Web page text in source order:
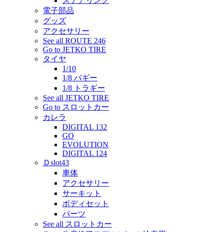
電子部品
グッズ
アクセサリー
See all ROUTE 246
Go to JETKO TIRE
タイヤ
1/10
1/8 バギー
1/8 トラギー
See all JETKO TIRE
Go to スロットカー
カレラ
DIGITAL 132
GO
EVOLUTION
DIGITAL 124
Ｄslot43
車体
アクセサリー
サーキット
ボディセット
パーツ
See all スロットカー